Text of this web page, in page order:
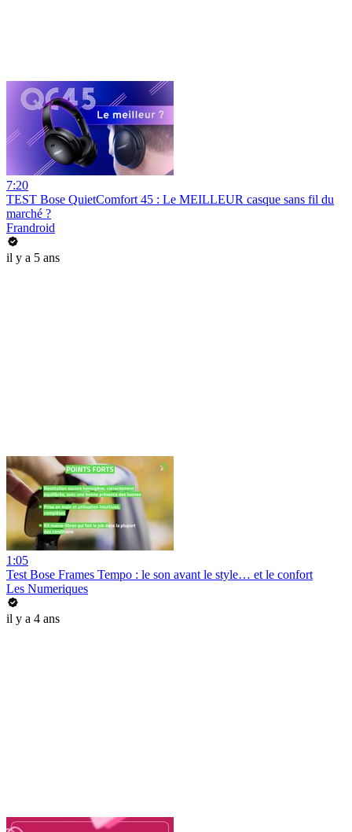
7:20
TEST Bose QuietComfort 45 : Le MEILLEUR casque sans fil du
marché ?
Frandroid
il y a 5 ans
1:05
Test Bose Frames Tempo : le son avant le style… et le confort
Les Numeriques
il y a 4 ans